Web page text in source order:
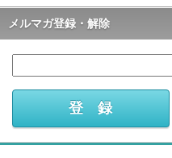
メルマガ登録・解除